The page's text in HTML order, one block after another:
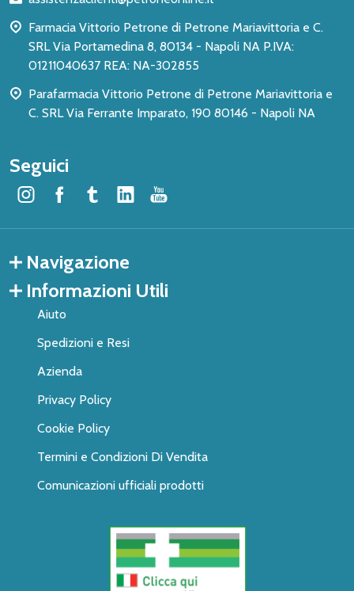
pagina
Farmacia Vittorio Petrone di Petrone Mariavittoria e C.
SRL Via Portamedina 8, 80134 - Napoli NA P.IVA:
01211040637 REA: NA-302855
Parafarmacia Vittorio Petrone di Petrone Mariavittoria e
C. SRL Via Ferrante Imparato, 190 80146 - Napoli NA
Seguici
Navigazione
Informazioni Utili
Aiuto
Spedizioni e Resi
Azienda
Privacy Policy
Cookie Policy
Termini e Condizioni Di Vendita
Comunicazioni ufficiali prodotti